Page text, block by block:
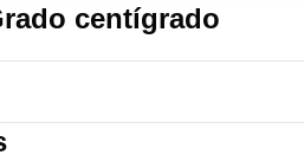
centígrado